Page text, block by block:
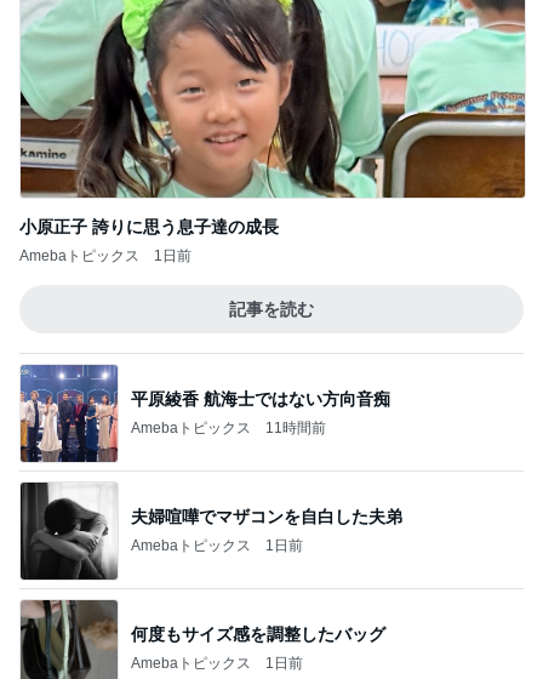
小原正子 誇りに思う息子達の成長
Amebaトピックス 1日前
記事を読む
平原綾香 航海士ではない方向音痴
Amebaトピックス 11時間前
夫婦喧嘩でマザコンを自白した夫弟
Amebaトピックス 1日前
何度もサイズ感を調整したバッグ
Amebaトピックス 1日前